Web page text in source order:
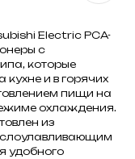
Electric PCA-
с
которые
и в горячих
пищи на
охлаждения.
из
удобного